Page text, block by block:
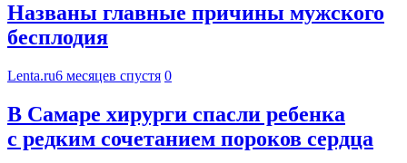
Названы главные причины мужского
бесплодия
Lenta.ru6 месяцев спустя 0
В Самаре хирурги спасли ребенка
с редким сочетанием пороков сердца